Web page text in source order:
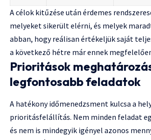
A célok kitűzése után érdemes
melyeket sikerült elérni, és melyek
abban, hogy reálisan értékeljük saját
a következő hétre már ennek
Prioritások
legfontosabb feladatok
A hatékony időmenedzsment kulcsa a
prioritásfelállítás. Nem minden feladat
és nem is mindegyik igényel azonos